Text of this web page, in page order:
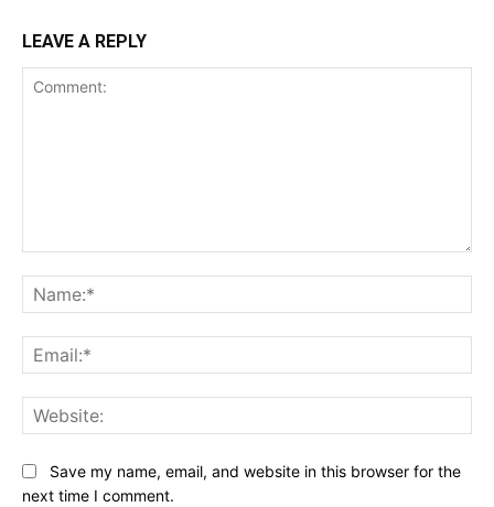
LEAVE A REPLY
Save my name, email, and website in this browser for the
next time I comment.